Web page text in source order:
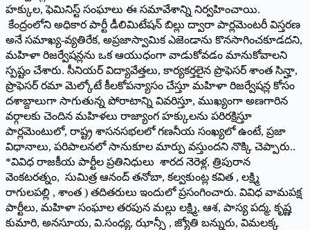
హక్కుల, ఫెమినిస్ట్ సంఘాలు ఈ సమావేశాన్ని నిర్వహించాయి.
కేంద్రంలోని అధికార పార్టీ డీలిమిటేషన్ బిల్లు ద్వారా పార్లమెంటరీ విస్తరణ
అనే సమాఖ్య-వ్యతిరేక, అప్రజాస్వామిక ఎజెండాను కొనసాగించకూడదని,
మహిళా రిజర్వేషన్లను ఒక ఆయుధంగా వాడుకోవడం మానుకోవాలని
స్పష్టం చేశారు. సీనియర్ విద్యావేత్తలు, కార్యకర్తలైన ప్రొఫెసర్ శాంత సిన్హా,
ప్రొఫెసర్ రమా మెల్కోటే కీల‌కోప‌న్యాసం చేస్తూ మహిళా రిజర్వేషన్ల కోసం
దశాబ్దాలుగా సాగుతున్న పోరాటాన్ని వివరిస్తూ, ముఖ్యంగా అణగారిన
వర్గాలకు చెందిన మహిళలు రాజ్యాంగ హక్కులను పరిరక్షిస్తూ
పార్లమెంటులో, రాష్ట్ర శాసనసభలలో గణనీయ సంఖ్యలో ఉంటే, ప్రజా
విధానాలు, పరిపాలనలో సానుకూల మార్పు వస్తుందని నొక్కి చెప్పారు..
*వివిధ రాజకీయ పార్టీల ప్రతినిధులు శారద నెరెళ్ల, త్రిపురాన
వెంకటరత్నం, సుమిత్ర ఆనంద్ తనోబా, కల్వకుంట్ల కవిత , లక్ష్మి
రాగులపల్లి , శాంత ) తదితరులు ఇందులో ప్రసంగించారు. వివిధ వామపక్ష
పార్టీలు, మహిళా సంఘాల తరపున మల్లు లక్ష్మి, ఆశ, పాస్య పద్మ, కృష్ణ
కుమారి, అనసూయ, వి.సంధ్య, ఝాన్సీ , జ్యోతి బన్నురు, విమలక్క